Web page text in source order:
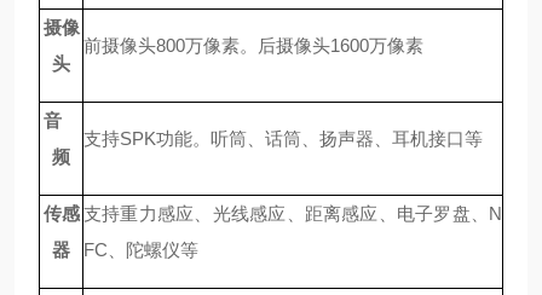
摄像
头
前摄像头800万像素。后摄像头1600万像素
音
频
支持SPK功能。听筒、话筒、扬声器、耳机接口等
传感
器
支持重力感应、光线感应、距离感应、电子罗盘、N
FC、陀螺仪等